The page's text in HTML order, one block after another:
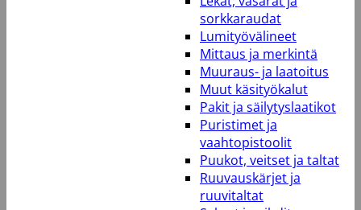
sorkkaraudat
Lumityövälineet
Mittaus ja merkintä
Muuraus- ja laatoitus
Muut käsityökalut
Pakit ja säilytyslaatikot
Puristimet ja
vaahtopistoolit
Puukot, veitset ja taltat
Ruuvauskärjet ja
ruuvitaltat